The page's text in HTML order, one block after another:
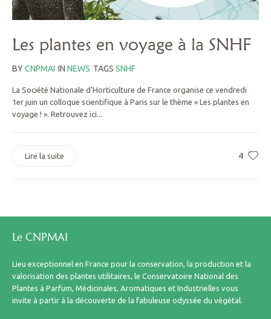
Les plantes en voyage à la SNHF
BYCNPMAI IN NEWS TAGS SNHF
La Société Nationale d’Horticulture de France organise ce vendredi
1er juin un colloque scientifique à Paris sur le thème « Les plantes en
voyage ! ». Retrouvez ici...
4
Lire la suite
Le CNPMAI
Lieu exceptionnel en France pour la conservation, la production et la
valorisation des plantes utilitaires, le Conservatoire National des
Plantes à Parfum, Médicinales, Aromatiques et Industrielles vous
invite à partir à la découverte de la fabuleuse odyssée du végétal.